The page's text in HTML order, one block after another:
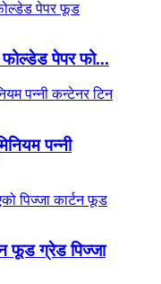
पेपर फो...
पन्नी
फूड ग्रेड पिज्जा